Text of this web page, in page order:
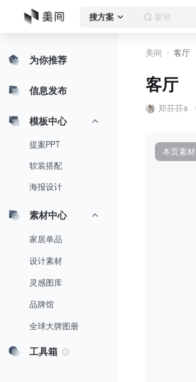
搜方案 窗帘
为你推荐
信息发布
模板中心
提案PPT
软装搭配
海报设计
素材中心
家居单品
设计素材
灵感图库
品牌馆
全球大牌图册
工具箱
美间 客厅
客厅
郑芬芬a
本页素材